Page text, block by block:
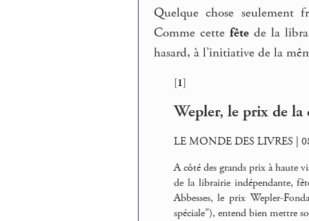
Quelque chose seulement
Comme cette fête de la
hasard, à l’initiative de la
[1]
Wepler, le prix de la
LE MONDE DES LIVRES |
A côté des grands prix à haute
de la librairie indépendante,
Abbesses, le prix Wepler-
spéciale"), entend bien mettre